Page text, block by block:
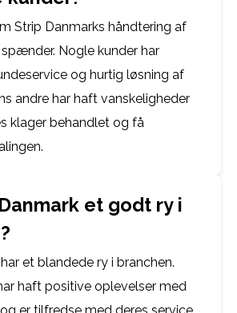
Strip Danmarks håndtering af
Nogle kunder har
og hurtig løsning af
andre har haft vanskeligheder
klager behandlet og få
et godt ry i
et blandede ry i branchen.
haft positive oplevelser med